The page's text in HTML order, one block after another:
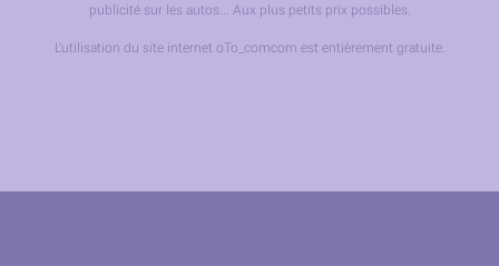
publicité sur les autos... Aux plus petits prix possibles.
L'utilisation du site internet oTo_comcom est entièrement gratuite.